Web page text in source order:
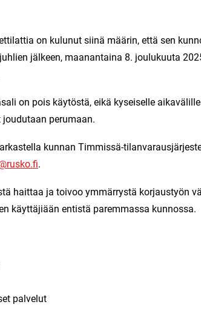
on kulunut siinä määrin, että sen
jälkeen, maanantaina 8. joulukuuta
on pois käytöstä, eikä kyseiselle
perumaan.
kunnan Timmissä-
.
haittaa ja toivoo ymmärrystä korjaustyön
käyttäjiään entistä paremmassa kunnossa.
palvelut